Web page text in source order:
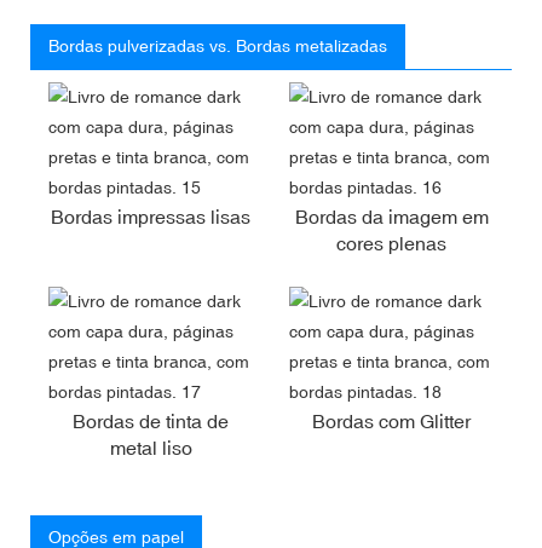
Bordas pulverizadas vs. Bordas metalizadas
Bordas impressas lisas
Bordas da imagem em
cores plenas
Bordas de tinta de
metal liso
Bordas com Glitter
Opções em papel